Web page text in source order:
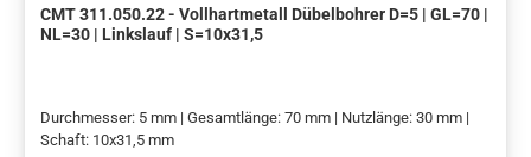
CMT 311.050.22 - Vollhartmetall Dübelbohrer D=5 | GL=70 |
NL=30 | Linkslauf | S=10x31,5
Durchmesser: 5 mm | Gesamtlänge: 70 mm | Nutzlänge: 30 mm |
Schaft: 10x31,5 mm